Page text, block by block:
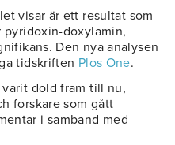
visar är ett resultat som
doxylamin,
Den nya analysen
tidskriften Plos One.
dold fram till nu,
forskare som gått
i samband med